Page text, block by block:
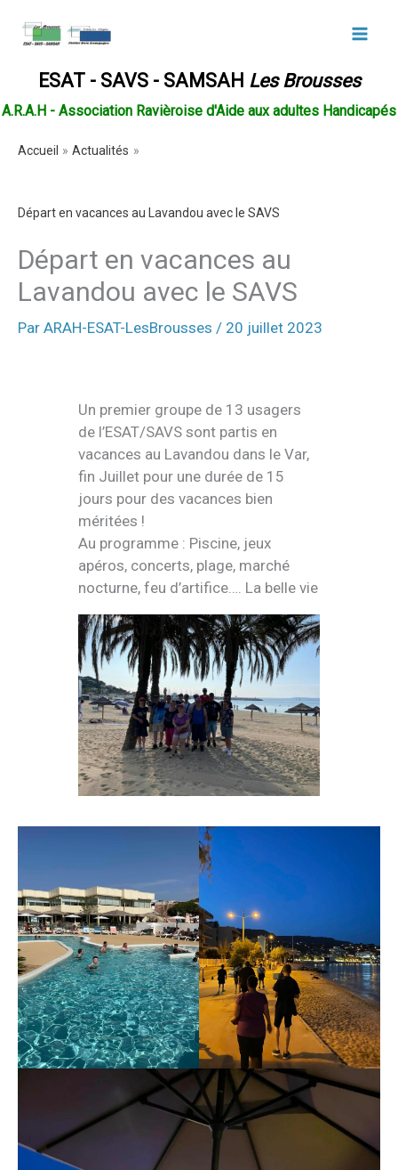
ESAT - SAVS - SAMSAH Les Brousses
A.R.A.H - Association Ravièroise d'Aide aux adultes Handicapés
Accueil Actualités
Départ en vacances au Lavandou avec le SAVS
Départ en vacances au
Lavandou avec le SAVS
Par ARAH-ESAT-LesBrousses / 20 juillet 2023
Un premier groupe de 13 usagers
de l’ESAT/SAVS sont partis en
vacances au Lavandou dans le Var,
fin Juillet pour une durée de 15
jours pour des vacances bien
méritées !
Au programme : Piscine, jeux
apéros, concerts, plage, marché
nocturne, feu d’artifice…. La belle vie